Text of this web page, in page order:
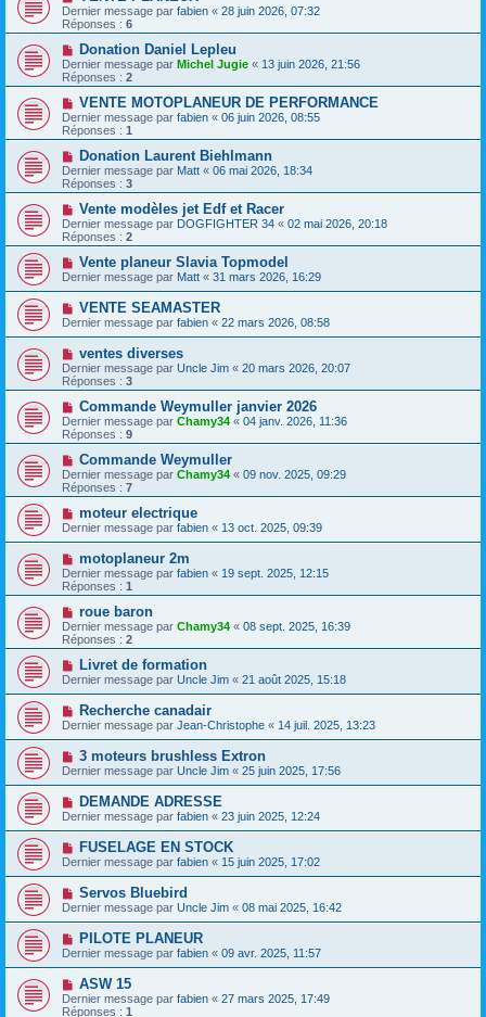
Dernier message par fabien « 28 juin 2026, 07:32
Réponses : 6
Donation Daniel Lepleu
Dernier message par Michel Jugie « 13 juin 2026, 21:56
Réponses : 2
VENTE MOTOPLANEUR DE PERFORMANCE
Dernier message par fabien « 06 juin 2026, 08:55
Réponses : 1
Donation Laurent Biehlmann
Dernier message par Matt « 06 mai 2026, 18:34
Réponses : 3
Vente modèles jet Edf et Racer
Dernier message par DOGFIGHTER 34 « 02 mai 2026, 20:18
Réponses : 2
Vente planeur Slavia Topmodel
Dernier message par Matt « 31 mars 2026, 16:29
VENTE SEAMASTER
Dernier message par fabien « 22 mars 2026, 08:58
ventes diverses
Dernier message par Uncle Jim « 20 mars 2026, 20:07
Réponses : 3
Commande Weymuller janvier 2026
Dernier message par Chamy34 « 04 janv. 2026, 11:36
Réponses : 9
Commande Weymuller
Dernier message par Chamy34 « 09 nov. 2025, 09:29
Réponses : 7
moteur electrique
Dernier message par fabien « 13 oct. 2025, 09:39
motoplaneur 2m
Dernier message par fabien « 19 sept. 2025, 12:15
Réponses : 1
roue baron
Dernier message par Chamy34 « 08 sept. 2025, 16:39
Réponses : 2
Livret de formation
Dernier message par Uncle Jim « 21 août 2025, 15:18
Recherche canadair
Dernier message par Jean-Christophe « 14 juil. 2025, 13:23
3 moteurs brushless Extron
Dernier message par Uncle Jim « 25 juin 2025, 17:56
DEMANDE ADRESSE
Dernier message par fabien « 23 juin 2025, 12:24
FUSELAGE EN STOCK
Dernier message par fabien « 15 juin 2025, 17:02
Servos Bluebird
Dernier message par Uncle Jim « 08 mai 2025, 16:42
PILOTE PLANEUR
Dernier message par fabien « 09 avr. 2025, 11:57
ASW 15
Dernier message par fabien « 27 mars 2025, 17:49
Réponses : 1